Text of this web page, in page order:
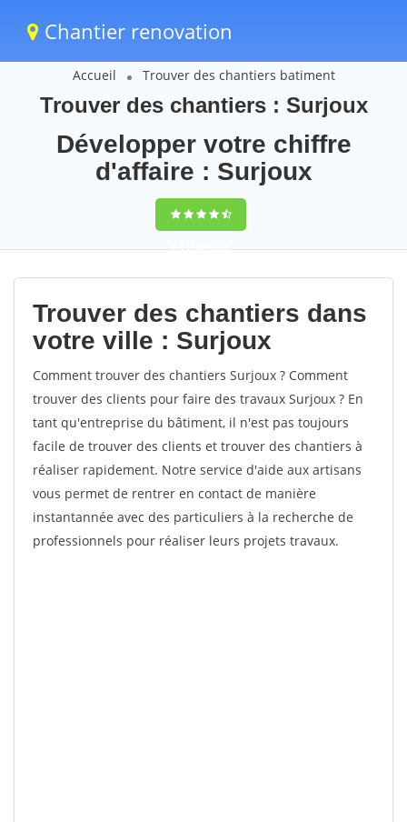
Chantier renovation
Accueil Trouver des chantiers batiment
Trouver des chantiers : Surjoux
Développer votre chiffre
d'affaire : Surjoux
9,5(100%)60
votes
Trouver des chantiers dans
votre ville : Surjoux
Comment trouver des chantiers Surjoux ? Comment
trouver des clients pour faire des travaux Surjoux ? En
tant qu'entreprise du bâtiment, il n'est pas toujours
facile de trouver des clients et trouver des chantiers à
réaliser rapidement. Notre service d'aide aux artisans
vous permet de rentrer en contact de manière
instantannée avec des particuliers à la recherche de
professionnels pour réaliser leurs projets travaux.